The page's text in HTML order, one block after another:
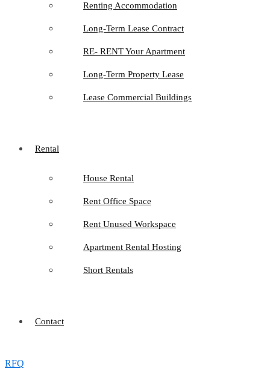
Renting Accommodation
Long-Term Lease Contract
RE- RENT Your Apartment
Long-Term Property Lease
Lease Commercial Buildings
Rental
House Rental
Rent Office Space
Rent Unused Workspace
Apartment Rental Hosting
Short Rentals
Contact
RFQ